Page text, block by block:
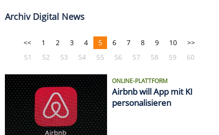
Archiv Digital News
<< 1 2 3 4 5 6 7 8 9 10
>>
51
52 53 54 55 56 57 58 59 60
ONLINE-PLATTFORM
Airbnb will App mit KI
personalisieren